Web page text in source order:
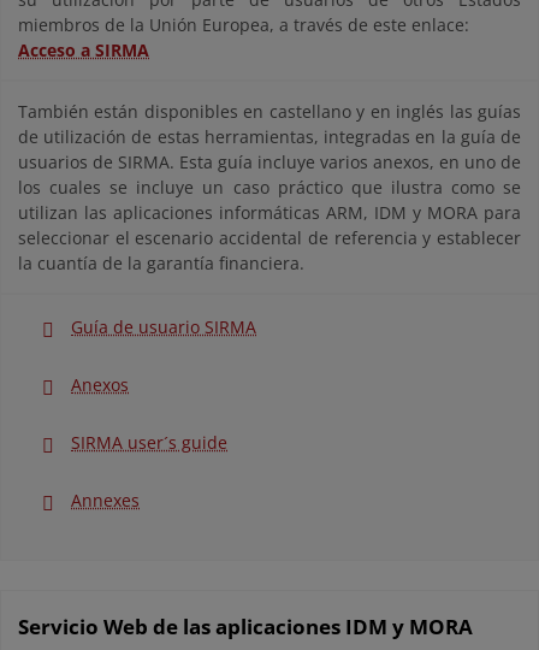
miembros de la Unión Europea, a través de este enlace:
Acceso a SIRMA
También están disponibles en castellano y en inglés las guías
de utilización de estas herramientas, integradas en la guía de
usuarios de SIRMA. Esta guía incluye varios anexos, en uno de
los cuales se incluye un caso práctico que ilustra como se
utilizan las aplicaciones informáticas ARM, IDM y MORA para
seleccionar el escenario accidental de referencia y establecer
la cuantía de la garantía financiera.
Guía de usuario SIRMA
Anexos
SIRMA user´s guide
Annexes
Servicio Web de las aplicaciones IDM y MORA